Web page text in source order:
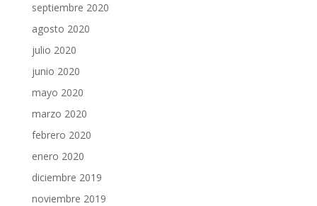
septiembre 2020
agosto 2020
julio 2020
junio 2020
mayo 2020
marzo 2020
febrero 2020
enero 2020
diciembre 2019
noviembre 2019